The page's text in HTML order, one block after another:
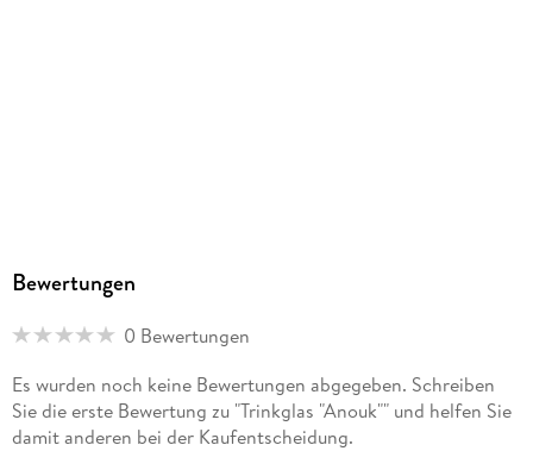
Bewertungen
0 Bewertungen
Es wurden noch keine Bewertungen abgegeben. Schreiben
Sie die erste Bewertung zu "Trinkglas "Anouk"" und helfen Sie
damit anderen bei der Kaufentscheidung.